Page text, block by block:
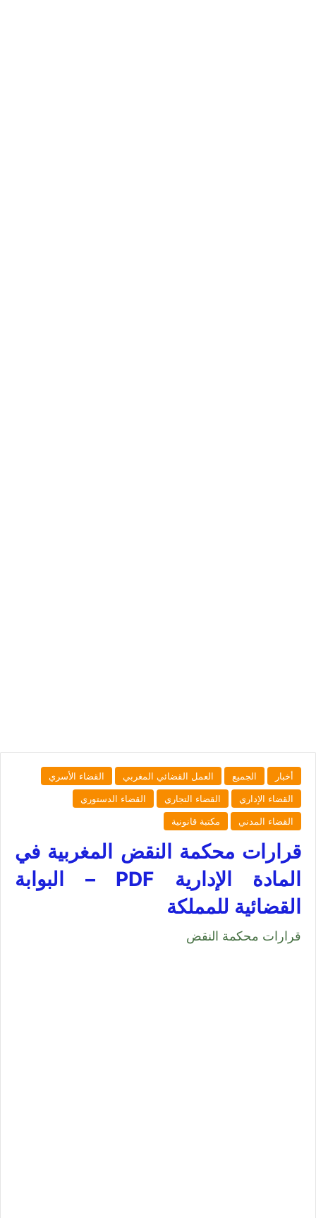
أخبار الجميع العمل القضائي المغربي
القضاء الأسري
القضاء الإداري
القضاء التجاري
القضاء الدستوري
القضاء المدني
مكتبة قانونية
قرارات محكمة النقض المغربية في
المادة الإدارية PDF – البوابة
القضائية للمملكة
قرارات محكمة النقض